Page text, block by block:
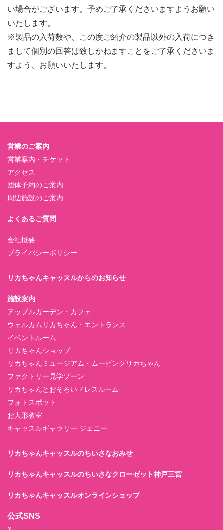
い場合がございます。予めご了承くださいますようお願い
いたします。
※製品の入荷数や、この度ご紹介の製品以外の入荷につき
まして個別の回答は致しかねますことをご了承くださいま
すよう、お願いいたします。
営業のご案内
営業案内・チケット
アクセス
団体予約のご案内
周辺施設のご案内
よくあるご質問
会社概要
プライバシーポリシー
リカちゃんキャッスルからのお知らせ
施設案内
アップルガーデン・カフェ
ウェルカムリカちゃん・エントランス
イベントルーム
リカちゃんショップ
リカちゃんミュージアム・ムービングリカちゃん
ファクトリー見学ゾーン
リカちゃんとおそろいドレスルーム
フォトスポット
お人形教室
キャッスルギャラリー ジェニー
リカちゃんキャッスルのちいさなおみせ
リカちゃんキャッスルのちいさなクローゼット神戸三宮
リカちゃんキャッスルオンラインショップ
公式SNS